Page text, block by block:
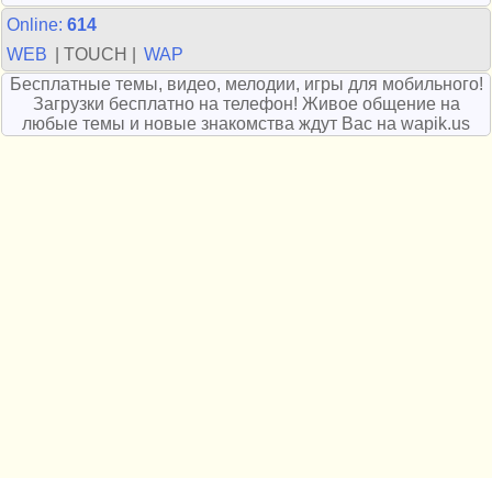
Online: 614
WEB
| TOUCH |
WAP
Бесплатные темы, видео, мелодии, игры для мобильного!
Загрузки бесплатно на телефон! Живое общение на
любые темы и новые знакомства ждут Вас на wapik.us